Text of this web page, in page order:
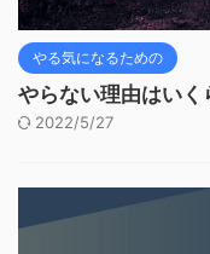
やる気になるための
やらない理由はいく
2022/5/27